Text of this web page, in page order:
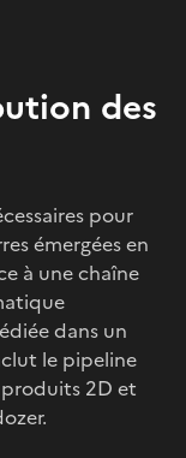
des
pour
émergées en
à une chaîne
dans un
le pipeline
2D et